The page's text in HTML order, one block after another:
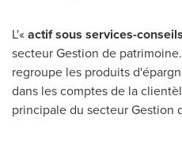
L'«actif sous services-conseils
secteurGestion de
regroupe les produits
dans les comptes de la
principale du secteurGestion